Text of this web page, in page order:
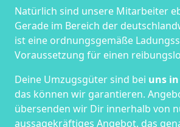
Natürlich sind unsere Mitarbeiter
Gerade im Bereich der
ist eine ordnungsgemäße
Voraussetzung für einen
Deine Umzugsgüter sind bei uns
das können wir garantieren.
übersenden wir Dir innerhalb von
aussagekräftiges Angebot, das